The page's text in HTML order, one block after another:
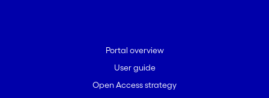
Portal overview
User guide
Open Access strategy